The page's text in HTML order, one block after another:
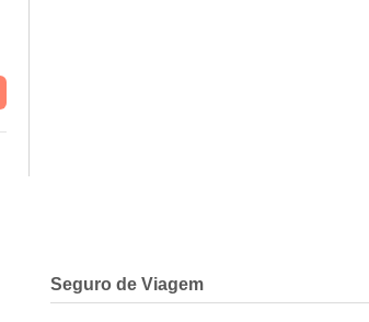
Seguro de Viagem